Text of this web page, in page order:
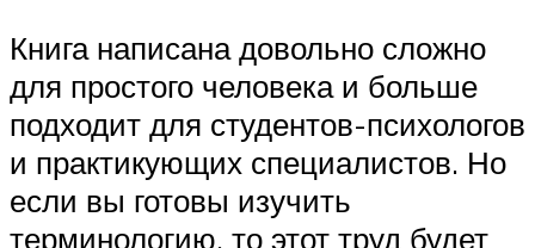
Книга написана довольно сложно
для простого человека и больше
подходит для студентов-психологов
и практикующих специалистов. Но
если вы готовы изучить
терминологию, то этот труд будет